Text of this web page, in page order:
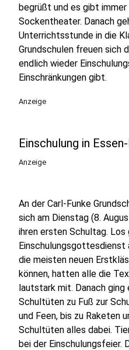
begrüßt und es gibt
Sockentheater. Danach
Unterrichtsstunde in die
Grundschulen freuen sich
endlich wieder
Einschränkungen gibt.
Anzeige
Einschulung in
Anzeige
An der Carl-Funke
sich am Dienstag (8.
ihren ersten Schultag. Los
Einschulungsgottesdienst
die meisten neuen
können, hatten alle die
lautstark mit. Danach
Schultüten zu Fuß zur
und Feen, bis zu Raketen
Schultüten alles dabei.
bei der Einschulungsfeier.